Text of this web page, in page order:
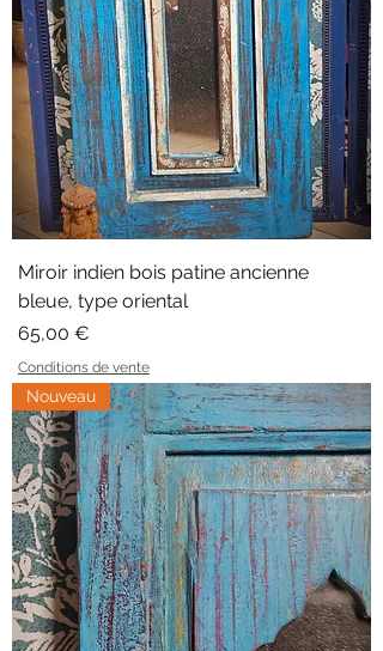
Miroir indien bois patine ancienne
bleue, type oriental
Prix
65,00 €
Conditions de vente
Nouveau